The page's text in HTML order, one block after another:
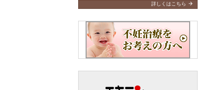
詳しくはこちら arrow_forward